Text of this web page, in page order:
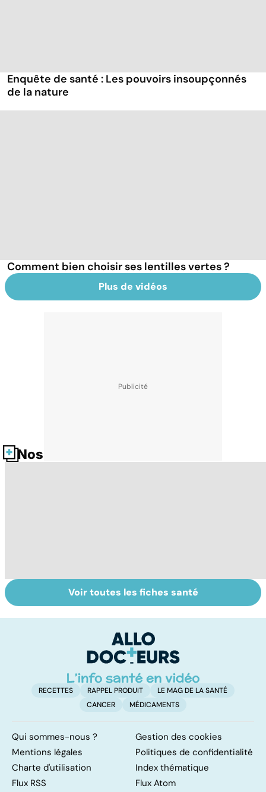
Enquête de santé : Les pouvoirs insoupçonnés
de la nature
Comment bien choisir ses lentilles vertes ?
Plus de vidéos
Nos fiches santé
Virus du Nil
occidental : ce
Tout savoir sur le
virus de la grippe
Voir toutes les fiches santé
RECETTES RAPPEL PRODUIT
LE MAG DE LA SANTÉ
CANCER
MÉDICAMENTS
Qui sommes-nous ?
Gestion des cookies
Mentions légales
Politiques de confidentialité
Charte d'utilisation
Index thématique
Flux RSS
Flux Atom